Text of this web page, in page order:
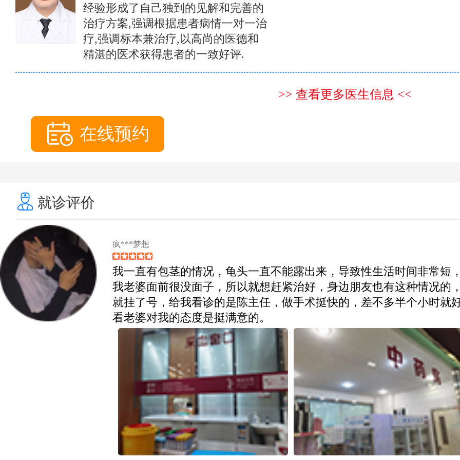
经验形成了自己独到的见解和完善的
治疗方案,强调根据患者病情一对一治
疗,强调标本兼治疗,以高尚的医德和
精湛的医术获得患者的一致好评.
>> 查看更多医生信息 <<
在线预约
就诊评价
疯***梦想
我一直有包茎的情况，龟头一直不能露出来，导致性生活时间非常短
我老婆面前很没面子，所以就想赶紧治好，身边朋友也有这种情况的
就挂了号，给我看诊的是陈主任，做手术挺快的，差不多半个小时就
看老婆对我的态度是挺满意的。